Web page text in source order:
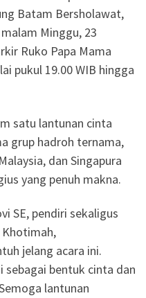
Batam Bersholawat,
Minggu, 23
Ruko Papa Mama
pukul 19.00 WIB hingga
satu lantunan cinta
dan Singapura
yang penuh makna.
SE, pendiri sekaligus
Khotimah,
jelang acara ini.
sebagai bentuk cinta dan